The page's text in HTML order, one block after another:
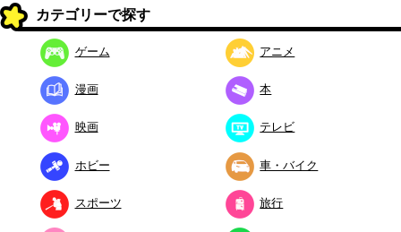
カテゴリーで探す
ゲーム アニメ
漫画 本
映画 テレビ
ホビー 車・バイク
スポーツ 旅行